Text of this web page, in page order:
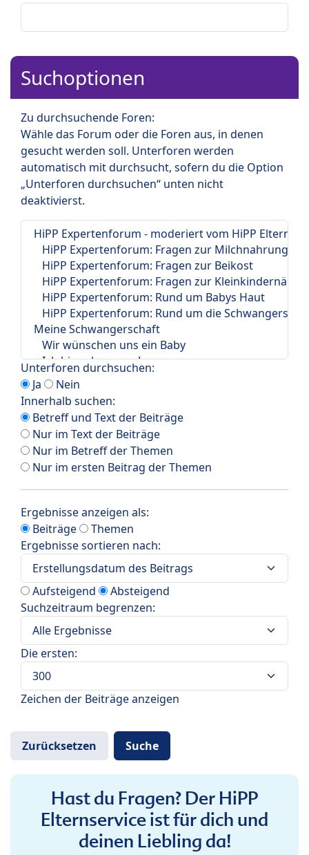
Suchoptionen
Zu durchsuchende Foren:
Wähle das Forum oder die Foren aus, in denen
gesucht werden soll. Unterforen werden
automatisch mit durchsucht, sofern du die Option
„Unterforen durchsuchen“ unten nicht
deaktivierst.
Unterforen durchsuchen:
Ja
Nein
Innerhalb suchen:
Betreff und Text der Beiträge
Nur im Text der Beiträge
Nur im Betreff der Themen
Nur im ersten Beitrag der Themen
Ergebnisse anzeigen als:
Beiträge
Themen
Ergebnisse sortieren nach:
Aufsteigend
Absteigend
Suchzeitraum begrenzen:
Die ersten:
Zeichen der Beiträge anzeigen
Hast du Fragen? Der HiPP
Elternservice ist für dich und
deinen Liebling da!